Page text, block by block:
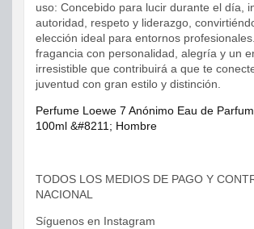
uso: Concebido para lucir durante el día,
autoridad, respeto y liderazgo,
elección ideal para entornos
fragancia con personalidad, alegría y un
irresistible que contribuirá a que te
juventud con gran estilo y distinción.
Perfume Loewe 7 Anónimo Eau de
100ml &#8211; Hombre
TODOS LOS MEDIOS DE PAGO Y
NACIONAL
Síguenos en Instagram